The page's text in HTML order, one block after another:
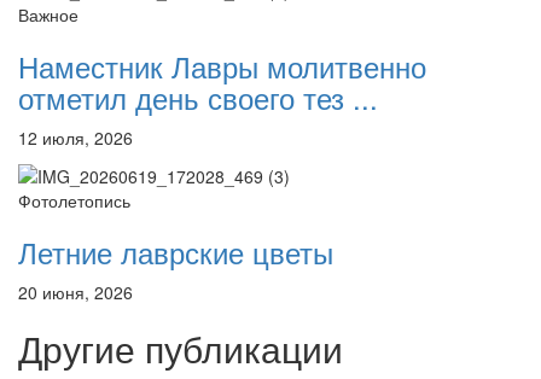
Важное
Наместник Лавры молитвенно
отметил день своего тез ...
12 июля, 2026
Фотолетопись
Летние лаврские цветы
20 июня, 2026
Другие публикации